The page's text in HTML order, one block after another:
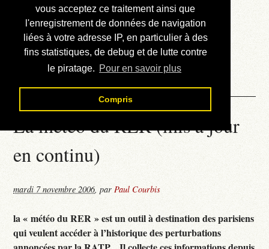
vous acceptez ce traitement ainsi que
l'enregistrement de données de navigation
liées à votre adresse IP, en particulier à des
fins statistiques, de debug et de lutte contre
le piratage. Pour en savoir plus
Compris
Annonces
Liens externes
Téléchargement
Contact
La météo du RER (mis à jour
en continu)
mardi 7 novembre 2006,parPaul Courbis
la « météo du RER » est un outil à destination des parisiens
qui veulent accéder à l’historique des perturbations